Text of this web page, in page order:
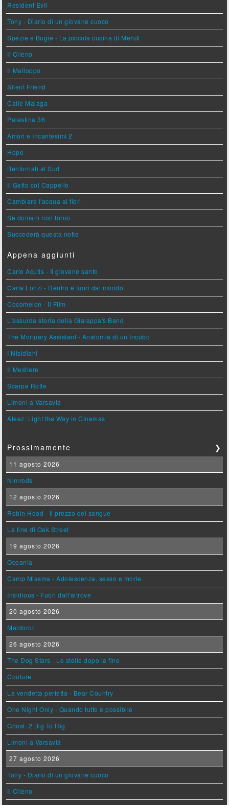
Resident Evil
Tony - Diario di un giovane cuoco
Spezie e Bugie - La piccola cucina di Mehdi
Il Cileno
Il Malloppo
Silent Friend
Calle Malaga
Palestina 36
Amori e Incantesimi 2
Hope
Bentornati al Sud
Il Gatto col Cappello
Cambiare l'acqua ai fiori
Se domani non torno
Succederà questa notte
Appena aggiunti
Carlo Acutis - Il giovane santo
Carla Lonzi - Dentro e fuori dal mondo
Cocomelon - Il Film
L'assurda storia della Gialappa's Band
The Mortuary Assistant - Anatomia di un Incubo
I Nisidiani
Il Mestiere
Scarpe Rotte
Limoni a Varsavia
Ateez: Light the Way in Cinemas
Prossimamente ❯
11 agosto 2026
Nimrods
12 agosto 2026
Robin Hood - Il prezzo del sangue
La fine di Oak Street
19 agosto 2026
Oceania
Camp Miasma - Adolescenza, sesso e morte
Insidious - Fuori dall'altrove
20 agosto 2026
Maldoror
26 agosto 2026
The Dog Stars - Le stelle dopo la fine
Couture
La vendetta perfetta - Bear Country
One Night Only - Quando tutto è possibile
Ghost: 2 Big To Rig
Limoni a Varsavia
27 agosto 2026
Tony - Diario di un giovane cuoco
Il Cileno